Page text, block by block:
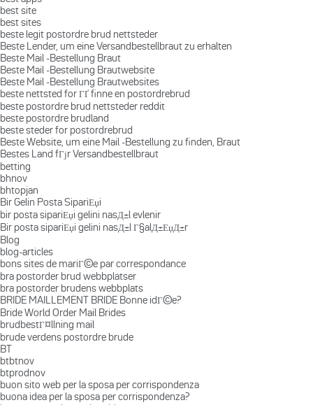
best site
best sites
beste legit postordre brud nettsteder
Beste Lender, um eine Versandbestellbraut zu erhalten
Beste Mail -Bestellung Braut
Beste Mail -Bestellung Brautwebsite
Beste Mail -Bestellung Brautwebsites
beste nettsted for ГҐ finne en postordrebrud
beste postordre brud nettsteder reddit
beste postordre brudland
beste steder for postordrebrud
Beste Website, um eine Mail -Bestellung zu finden, Braut
Bestes Land fГјr Versandbestellbraut
betting
bhnov
bhtopjan
Bir Gelin Posta SipariЕџi
bir posta sipariЕџi gelini nasД±l evlenir
Bir posta sipariЕџi gelini nasД±l Г§alД±ЕџД±r
Blog
blog-articles
bons sites de mariГ©e par correspondance
bra postorder brud webbplatser
bra postorder brudens webbplats
BRIDE MAILLEMENT BRIDE Bonne idГ©e?
Bride World Order Mail Brides
brudbestГ¤llning mail
brude verdens postordre brude
BT
btbtnov
btprodnov
buon sito web per la sposa per corrispondenza
buona idea per la sposa per corrispondenza?